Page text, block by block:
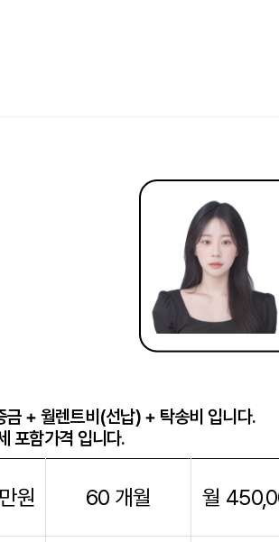
금 + 월렌트비(선납) + 탁송비 입니다.
포함가격 입니다.
원 60 개월 월